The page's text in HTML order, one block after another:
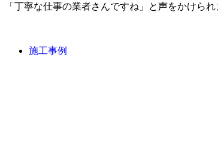
「丁寧な仕事の業者さんですね」と声をかけら
施工事例